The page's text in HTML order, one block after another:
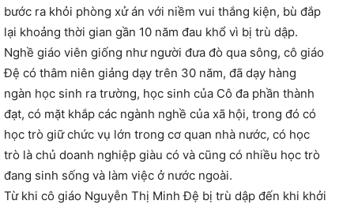
bước ra khỏi phòng xử án với niềm vui thắng kiện, bù đắp
lại khoảng thời gian gần 10 năm đau khổ vì bị trù dập.
Nghề giáo viên giống như người đưa đò qua sông, cô giáo
Đệ có thâm niên giảng dạy trên 30 năm, đã dạy hàng
ngàn học sinh ra trường, học sinh của Cô đa phần thành
đạt, có mặt khắp các ngành nghề của xã hội, trong đó có
học trò giữ chức vụ lớn trong cơ quan nhà nước, có học
trò là chủ doanh nghiệp giàu có và cũng có nhiều học trò
đang sinh sống và làm việc ở nước ngoài.
Từ khi cô giáo Nguyễn Thị Minh Đệ bị trù dập đến khi khởi